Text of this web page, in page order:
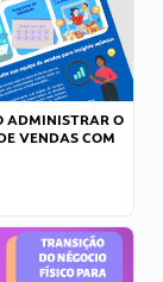
ADMINISTRAR O
VENDAS COM